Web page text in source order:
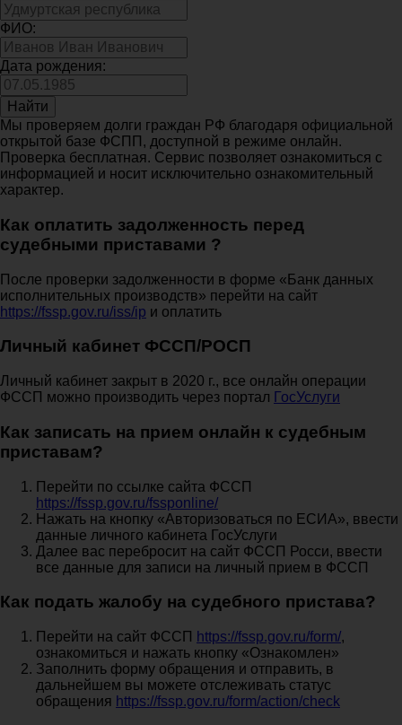
ФИО:
Дата рождения:
Найти
Мы проверяем долги граждан РФ благодаря официальной
открытой базе ФСПП, доступной в режиме онлайн.
Проверка бесплатная. Сервис позволяет ознакомиться с
информацией и носит исключительно ознакомительный
характер.
Как оплатить задолженность перед
судебными приставами ?
После проверки задолженности в форме «Банк данных
исполнительных производств» перейти на сайт
https://fssp.gov.ru/iss/ip и оплатить
Личный кабинет ФССП/РОСП
Личный кабинет закрыт в 2020 г., все онлайн операции
ФССП можно производить через портал ГосУслуги
Как записать на прием онлайн к судебным
приставам?
Перейти по ссылке сайта ФССП
https://fssp.gov.ru/fssponline/
Нажать на кнопку «Авторизоваться по ЕСИА», ввести
данные личного кабинета ГосУслуги
Далее вас перебросит на сайт ФССП Росси, ввести
все данные для записи на личный прием в ФССП
Как подать жалобу на судебного пристава?
Перейти на сайт ФССП https://fssp.gov.ru/form/,
ознакомиться и нажать кнопку «Ознакомлен»
Заполнить форму обращения и отправить, в
дальнейшем вы можете отслеживать статус
обращения https://fssp.gov.ru/form/action/check